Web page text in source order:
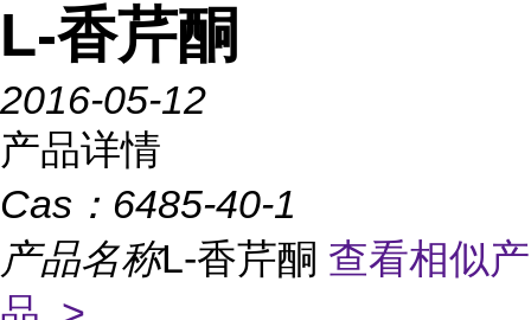
L-香芹酮
2016-05-12
产品详情
Cas： 6485-40-1
产品名称L-香芹酮 查看相似产